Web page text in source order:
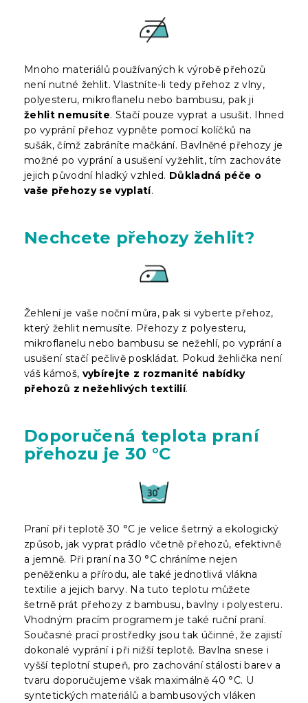
Mnoho materiálů používaných k výrobě přehozů
není nutné žehlit. Vlastníte-li tedy přehoz z vlny,
polyesteru, mikroflanelu nebo bambusu, pak ji
žehlit nemusíte. Stačí pouze vyprat a usušit. Ihned
po vyprání přehoz vypněte pomocí kolíčků na
sušák, čímž zabráníte mačkání. Bavlněné přehozy je
možné po vyprání a usušení vyžehlit, tím zachováte
jejich původní hladký vzhled. Důkladná péče o
vaše přehozy se vyplatí.
Nechcete přehozy žehlit?
Žehlení je vaše noční můra, pak si vyberte přehoz,
který žehlit nemusíte. Přehozy z polyesteru,
mikroflanelu nebo bambusu se nežehlí, po vyprání a
usušení stačí pečlivě poskládat. Pokud žehlička není
váš kámoš, vybírejte z rozmanité nabídky
přehozů z nežehlivých textilií.
Doporučená teplota praní
přehozu je 30 °C
Praní při teplotě 30 °C je velice šetrný a ekologický
způsob, jak vyprat prádlo včetně přehozů, efektivně
a jemně. Při praní na 30 °C chráníme nejen
peněženku a přírodu, ale také jednotlivá vlákna
textilie a jejich barvy. Na tuto teplotu můžete
šetrně prát přehozy z bambusu, bavlny i polyesteru.
Vhodným pracím programem je také ruční praní.
Současné prací prostředky jsou tak účinné, že zajistí
dokonalé vyprání i při nižší teplotě. Bavlna snese i
vyšší teplotní stupeň, pro zachování stálosti barev a
tvaru doporučujeme však maximálně 40 °C. U
syntetických materiálů a bambusových vláken